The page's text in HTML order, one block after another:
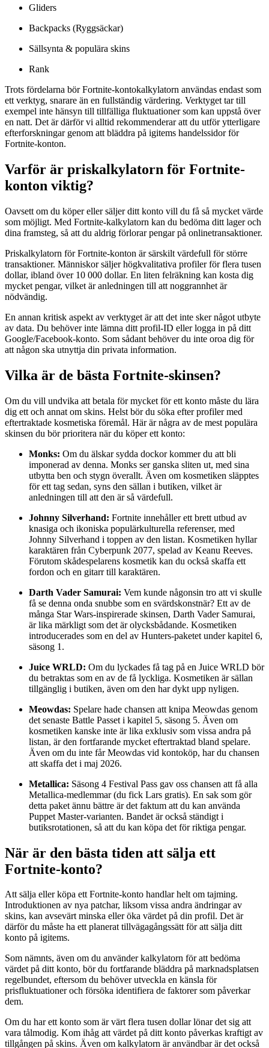
Gliders
Backpacks (Ryggsäckar)
Sällsynta & populära skins
Rank
Trots fördelarna bör Fortnite-kontokalkylatorn användas endast som
ett verktyg, snarare än en fullständig värdering. Verktyget tar till
exempel inte hänsyn till tillfälliga fluktuationer som kan uppstå över
en natt. Det är därför vi alltid rekommenderar att du utför ytterligare
efterforskningar genom att bläddra på igitems handelssidor för
Fortnite-konton.
Varför är priskalkylatorn för Fortnite-
konton viktig?
Oavsett om du köper eller säljer ditt konto vill du få så mycket värde
som möjligt. Med Fortnite-kalkylatorn kan du bedöma ditt lager och
dina framsteg, så att du aldrig förlorar pengar på onlinetransaktioner.
Priskalkylatorn för Fortnite-konton är särskilt värdefull för större
transaktioner. Människor säljer högkvalitativa profiler för flera tusen
dollar, ibland över 10 000 dollar. En liten felräkning kan kosta dig
mycket pengar, vilket är anledningen till att noggrannhet är
nödvändig.
En annan kritisk aspekt av verktyget är att det inte sker något utbyte
av data. Du behöver inte lämna ditt profil-ID eller logga in på ditt
Google/Facebook-konto. Som sådant behöver du inte oroa dig för
att någon ska utnyttja din privata information.
Vilka är de bästa Fortnite-skinsen?
Om du vill undvika att betala för mycket för ett konto måste du lära
dig ett och annat om skins. Helst bör du söka efter profiler med
eftertraktade kosmetiska föremål. Här är några av de mest populära
skinsen du bör prioritera när du köper ett konto:
Monks: Om du älskar sydda dockor kommer du att bli
imponerad av denna. Monks ser ganska sliten ut, med sina
utbytta ben och stygn överallt. Även om kosmetiken släpptes
för ett tag sedan, syns den sällan i butiken, vilket är
anledningen till att den är så värdefull.
Johnny Silverhand: Fortnite innehåller ett brett utbud av
knasiga och ikoniska populärkulturella referenser, med
Johnny Silverhand i toppen av den listan. Kosmetiken hyllar
karaktären från Cyberpunk 2077, spelad av Keanu Reeves.
Förutom skådespelarens kosmetik kan du också skaffa ett
fordon och en gitarr till karaktären.
Darth Vader Samurai: Vem kunde någonsin tro att vi skulle
få se denna onda snubbe som en svärdskonstnär? Ett av de
många Star Wars-inspirerade skinsen, Darth Vader Samurai,
är lika märkligt som det är olycksbådande. Kosmetiken
introducerades som en del av Hunters-paketet under kapitel 6,
säsong 1.
Juice WRLD: Om du lyckades få tag på en Juice WRLD bör
du betraktas som en av de få lyckliga. Kosmetiken är sällan
tillgänglig i butiken, även om den har dykt upp nyligen.
Meowdas: Spelare hade chansen att knipa Meowdas genom
det senaste Battle Passet i kapitel 5, säsong 5. Även om
kosmetiken kanske inte är lika exklusiv som vissa andra på
listan, är den fortfarande mycket eftertraktad bland spelare.
Även om du inte får Meowdas vid kontoköp, har du chansen
att skaffa det i maj 2026.
Metallica: Säsong 4 Festival Pass gav oss chansen att få alla
Metallica-medlemmar (du fick Lars gratis). En sak som gör
detta paket ännu bättre är det faktum att du kan använda
Puppet Master-varianten. Bandet är också ständigt i
butiksrotationen, så att du kan köpa det för riktiga pengar.
När är den bästa tiden att sälja ett
Fortnite-konto?
Att sälja eller köpa ett Fortnite-konto handlar helt om tajming.
Introduktionen av nya patchar, liksom vissa andra ändringar av
skins, kan avsevärt minska eller öka värdet på din profil. Det är
därför du måste ha ett planerat tillvägagångssätt för att sälja ditt
konto på igitems.
Som nämnts, även om du använder kalkylatorn för att bedöma
värdet på ditt konto, bör du fortfarande bläddra på marknadsplatsen
regelbundet, eftersom du behöver utveckla en känsla för
prisfluktuationer och försöka identifiera de faktorer som påverkar
dem.
Om du har ett konto som är värt flera tusen dollar lönar det sig att
vara tålmodig. Kom ihåg att värdet på ditt konto påverkas kraftigt av
tillgången på skins. Även om kalkylatorn är användbar är det också